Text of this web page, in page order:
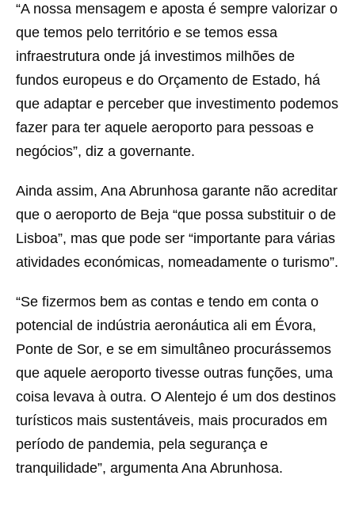
“A nossa mensagem e aposta é sempre valorizar o
que temos pelo território e se temos essa
infraestrutura onde já investimos milhões de
fundos europeus e do Orçamento de Estado, há
que adaptar e perceber que investimento podemos
fazer para ter aquele aeroporto para pessoas e
negócios”, diz a governante.
Ainda assim, Ana Abrunhosa garante não acreditar
que o aeroporto de Beja “que possa substituir o de
Lisboa”, mas que pode ser “importante para várias
atividades económicas, nomeadamente o turismo”.
“Se fizermos bem as contas e tendo em conta o
potencial de indústria aeronáutica ali em Évora,
Ponte de Sor, e se em simultâneo procurássemos
que aquele aeroporto tivesse outras funções, uma
coisa levava à outra. O Alentejo é um dos destinos
turísticos mais sustentáveis, mais procurados em
período de pandemia, pela segurança e
tranquilidade”, argumenta Ana Abrunhosa.